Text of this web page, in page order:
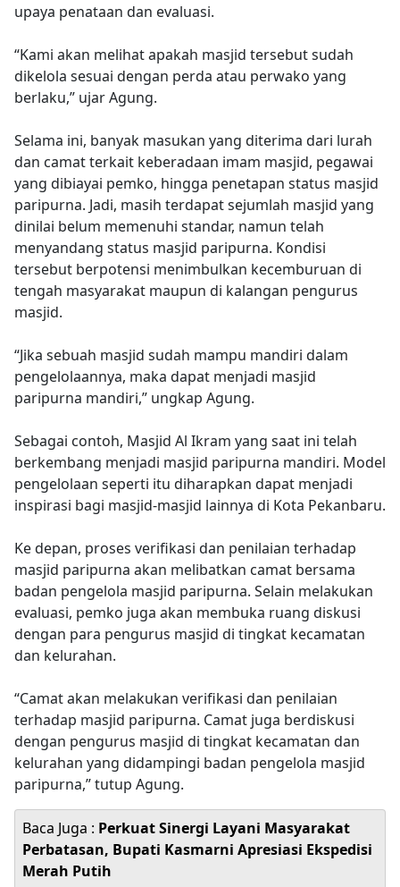
upaya penataan dan evaluasi.
“Kami akan melihat apakah masjid tersebut sudah
dikelola sesuai dengan perda atau perwako yang
berlaku,” ujar Agung.
Selama ini, banyak masukan yang diterima dari lurah
dan camat terkait keberadaan imam masjid, pegawai
yang dibiayai pemko, hingga penetapan status masjid
paripurna. Jadi, masih terdapat sejumlah masjid yang
dinilai belum memenuhi standar, namun telah
menyandang status masjid paripurna. Kondisi
tersebut berpotensi menimbulkan kecemburuan di
tengah masyarakat maupun di kalangan pengurus
masjid.
“Jika sebuah masjid sudah mampu mandiri dalam
pengelolaannya, maka dapat menjadi masjid
paripurna mandiri,” ungkap Agung.
Sebagai contoh, Masjid Al Ikram yang saat ini telah
berkembang menjadi masjid paripurna mandiri. Model
pengelolaan seperti itu diharapkan dapat menjadi
inspirasi bagi masjid-masjid lainnya di Kota Pekanbaru.
Ke depan, proses verifikasi dan penilaian terhadap
masjid paripurna akan melibatkan camat bersama
badan pengelola masjid paripurna. Selain melakukan
evaluasi, pemko juga akan membuka ruang diskusi
dengan para pengurus masjid di tingkat kecamatan
dan kelurahan.
“Camat akan melakukan verifikasi dan penilaian
terhadap masjid paripurna. Camat juga berdiskusi
dengan pengurus masjid di tingkat kecamatan dan
kelurahan yang didampingi badan pengelola masjid
paripurna,” tutup Agung.
Baca Juga : Perkuat Sinergi Layani Masyarakat
Perbatasan, Bupati Kasmarni Apresiasi Ekspedisi
Merah Putih